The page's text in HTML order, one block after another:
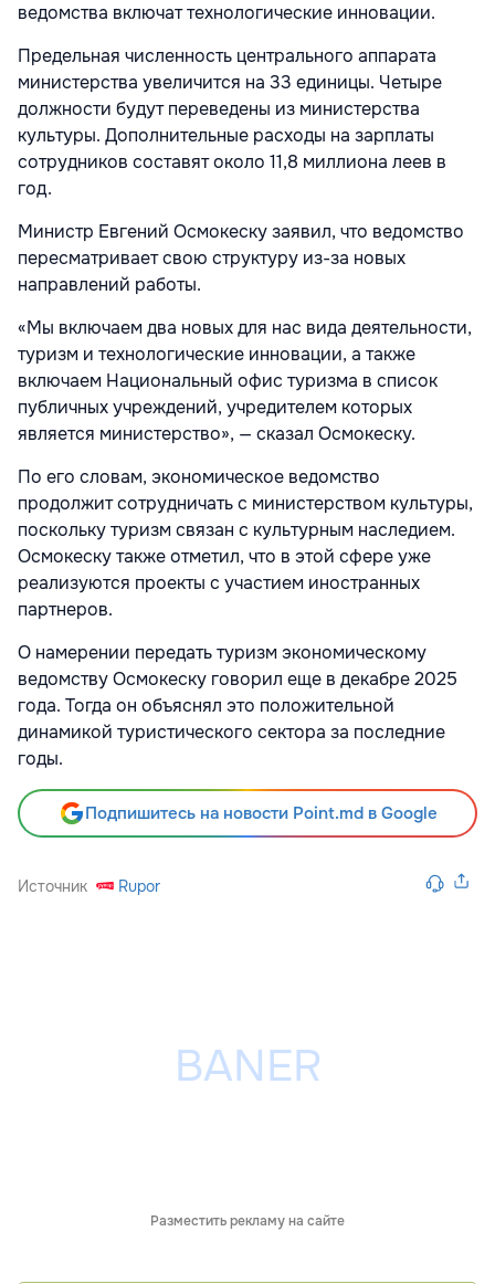
ведомства включат технологические инновации.
Предельная численность центрального аппарата
министерства увеличится на 33 единицы. Четыре
должности будут переведены из министерства
культуры. Дополнительные расходы на зарплаты
сотрудников составят около 11,8 миллиона леев в
год.
Министр Евгений Осмокеску заявил, что ведомство
пересматривает свою структуру из-за новых
направлений работы.
«Мы включаем два новых для нас вида деятельности,
туризм и технологические инновации, а также
включаем Национальный офис туризма в список
публичных учреждений, учредителем которых
является министерство», — сказал Осмокеску.
По его словам, экономическое ведомство
продолжит сотрудничать с министерством культуры,
поскольку туризм связан с культурным наследием.
Осмокеску также отметил, что в этой сфере уже
реализуются проекты с участием иностранных
партнеров.
О намерении передать туризм экономическому
ведомству Осмокеску говорил еще в декабре 2025
года. Тогда он объяснял это положительной
динамикой туристического сектора за последние
годы.
Подпишитесь на новости Point.md в Google
Источник Rupor
Разместить рекламу на сайте